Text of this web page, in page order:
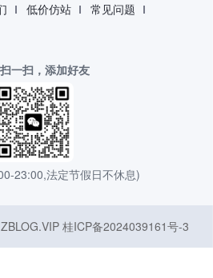
低价仿站
常见问题
一扫，添加好友
23:00,法定节假日不休息)
桂ICP备2024039161号-3